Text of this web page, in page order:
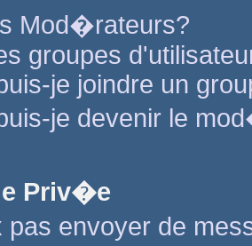
Mod�rateurs?
groupes
je joindre un
je devenir le
Priv�e
pas envoyer de